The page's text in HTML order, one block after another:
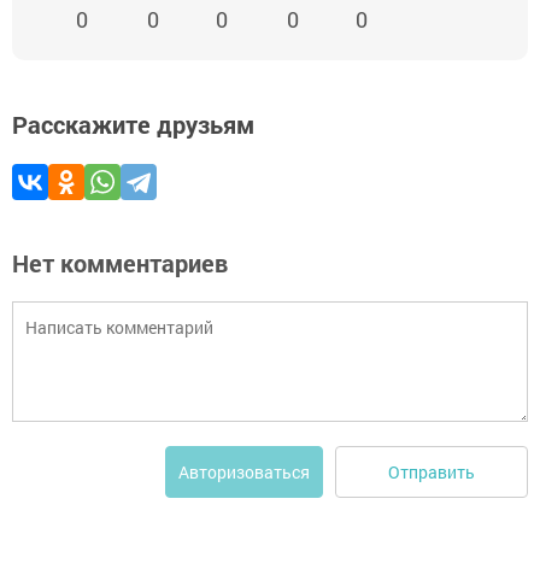
0 0 0 0 0
Расскажите друзьям
Нет комментариев
Авторизоваться Отправить